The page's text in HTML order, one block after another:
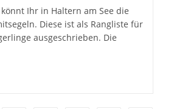
Ihr in Haltern am See die
Diese ist als Rangliste für
ausgeschrieben. Die